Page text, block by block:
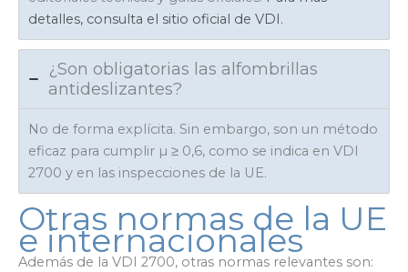
detalles, consulta el sitio oficial de VDI.
¿Son obligatorias las alfombrillas
antideslizantes?
No de forma explícita. Sin embargo, son un método
eficaz para cumplir µ ≥ 0,6, como se indica en VDI
2700 y en las inspecciones de la UE.
Otras normas de la UE
e internacionales
Además de la VDI 2700, otras normas relevantes son: